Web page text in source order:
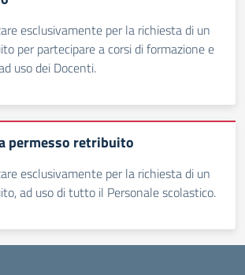
esclusivamente per la richiesta di un
per partecipare a corsi di formazione e
uso dei Docenti.
permesso retribuito
esclusivamente per la richiesta di un
ad uso di tutto il Personale scolastico.